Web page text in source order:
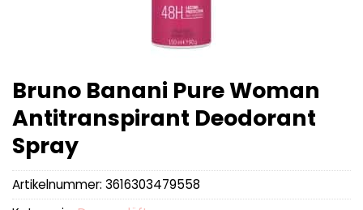
Bruno Banani Pure Woman
Antitranspirant Deodorant
Spray
Artikelnummer: 3616303479558